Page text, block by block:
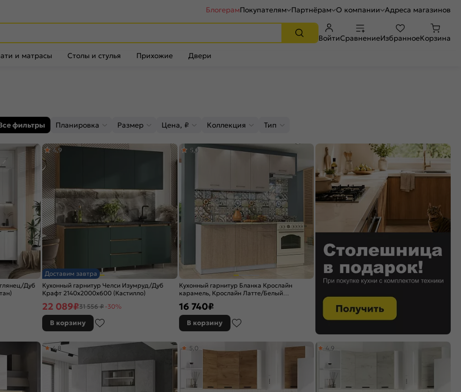
БлогерамПокупателям Партнёрам О компании Адреса магазинов
ВойтиСравнениеИзбранноеКорзина
и матрасы Столы и стулья Прихожие Двери
фильтры Планировка Размер Цена, ₽ Коллекция Тип
Дуб
Доставим завтра
Кухонный гарнитур Челси Изумруд/Дуб
Крафт 2140x2000x600 (Кастилло)
4,9
22 089₽31 556 ₽ -30%
В корзину
Кухонный гарнитур Бланка Крослайн
карамель, Крослайн Латте/Белый
5,0
16 740₽
В корзину
4,8 5,0 4,9